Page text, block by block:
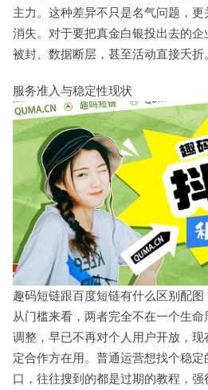
主力。这种差异不只是名气问题，
消失。对于要把真金白银投出去的
被封、数据断层，甚至活动直接夭折。
服务准入与稳定性现状
趣码短链跟百度短链有什么区别配图
从门槛来看，两者完全不在一个生
调整，早已不再对个人用户开放，
定合作方在用。普通运营想找个稳
口，往往搜到的都是过期的教程，